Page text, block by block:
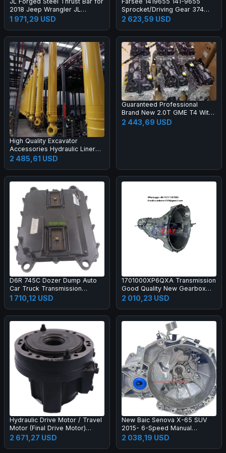
2018 Jeep Wrangler JL
Heavy-Duty Steering Kit-New 1
Year Warranty
1 971,29 USD
Sprocket/Driving Gear 374
Construction Machinery Parts
2 623,59 USD
High Quality Excavator
Accessories Hydraulic Liner
Boom Arm Bucket Cylinder
Excavator Cylinder
2 485,61 USD
Guaranteed Professional
Brand New 2.0T GME T4 With
Hurricane Turbo Engine for
Jeep Compass Renegade
2 443,69 USD
D6R 745C Dozer Dump Auto
Car Truck Transmission
Systems GP Controller ECM
ECU Control Unit 455-9580
1 710,12 USD
1701000XP6QXA Transmission
Good Quality New Gearbox
for Great Wall Haval Wingle
2 010,23 USD
Hydraulic Drive Motor / Travel
Motor (Final Drive Motor)
7253517 7001046 for Skid
Steer Loader Compact Track
2 671,27 USD
New Baic Senova X-65 SUV
2015- 6-Speed Manual
Transmission Gearbox
Assembly Kit L00200007
2 038,19 USD